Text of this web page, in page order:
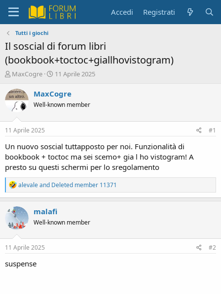
Accedi Registrati
Tutti i giochi
Il soscial di forum libri
(bookbook+toctoc+giallhovistogram)
C
e
a
t
e
D
s
c
u
s
s
o
n
MaxCogre
D
t
d
i
i
o
11 Aprile 2025
MaxCogre
Well-known member
11 Aprile 2025 #1
Un nuovo soscial tuttapposto per noi. Funzionalità di
bookbook + toctoc ma sei scemo+ gia l ho vistogram! A
presto su questi schermi per lo sregolamento
R
e
a
c
t
i
o
n
s
alevaleand Deleted member 11371
malafi
Well-known member
11 Aprile 2025 #2
suspense